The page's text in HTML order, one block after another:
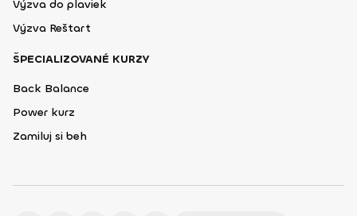
Výzva do plaviek
Výzva Reštart
ŠPECIALIZOVANÉ KURZY
Back Balance
Power kurz
Zamiluj si beh